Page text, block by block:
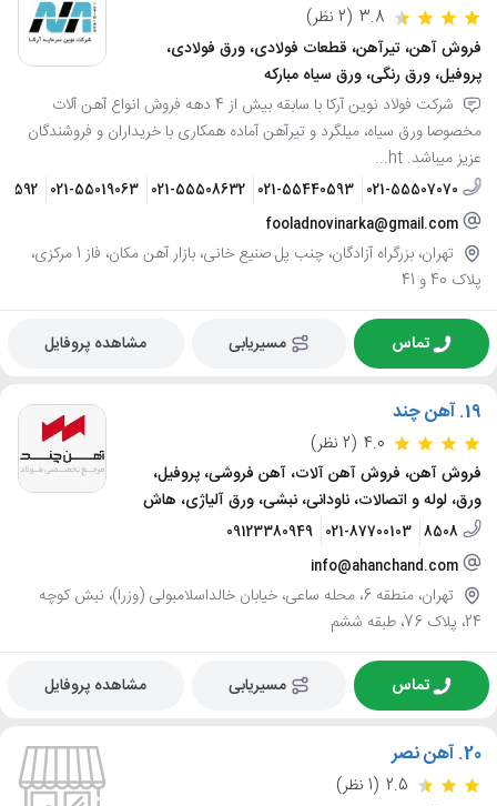
3.8 (2 نظر)
فروش آهن، تیرآهن، قطعات فولادی، ورق فولادی،
پروفیل، ورق رنگی، ورق سیاه مبارکه
شرکت فولاد نوین آرکا با سابقه بیش از 4 دهه فروش انواع آهن آلات
مخصوصا ورق سیاه، میلگرد و تیرآهن آماده همکاری با خریداران و فروشندگان
عزیز میباشد. ht...
021-55507070
021-55440593
021-55508632
021-55019063
fooladnovinarka@gmail.com
تهران، بزرگراه آزادگان، چنب پل صنیع خانی، بازار آهن مکان، فاز 1 مرکزی،
پلاک 40 و 41
تماس مسیریابی مشاهده پروفایل
19. آهن چند
4.0 (2 نظر)
فروش آهن، فروش آهن آلات، آهن فروشی، پروفیل،
ورق، لوله و اتصالات، ناودانی، نبشی، ورق آلیاژی، هاش
8508
021-87700103
09123380949
info@ahanchand.com
تهران، منطقه 6، محله ساعی، خیابان خالداسلامبولی (وزرا)، نبش کوچه
24، پلاک 76، طبقه ششم
تماس مسیریابی مشاهده پروفایل
20. آهن نصر
2.5 (1 نظر)